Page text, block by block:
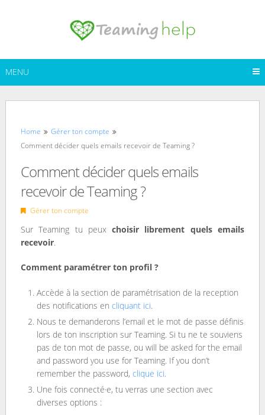
MENU
Home
Gérer ton compte
Comment décider quels emails recevoir de Teaming ?
Comment décider quels emails
recevoir de Teaming ?
Gérer ton compte
Sur Teaming tu peuxchoisir librement quels emails
recevoir.
Comment paramétrer ton profil ?
Accède à la section de paramétrisation de la reception
des notifications en cliquant ici.
Nous te demanderons l’email et le mot de passe définis
lors de ton inscription sur Teaming. Si tu ne te souviens
pas de ton mot de passe, ou will be asked for the email
and password you use for Teaming. If you don’t
remember the password, clique ici.
Une fois connecté·e, tu verras une section avec
diverses options :